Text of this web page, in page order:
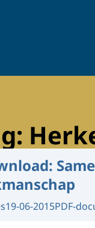
19-06-2015PDF-